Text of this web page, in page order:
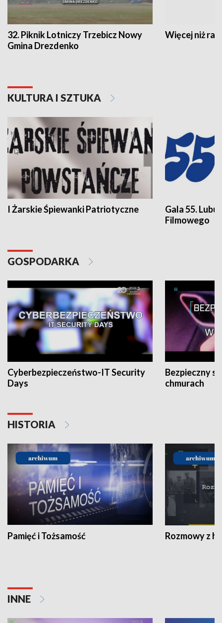
32. Piknik Lotniczy Trzebicz Nowy
Gmina Drezdenko
Więcej niż rajd
KULTURA I SZTUKA
I Żarskie Śpiewanki Patriotyczne
Gala 55.
Filmowego
GOSPODARKA
Cyberbezpieczeństwo-IT Security
Days
Bezpieczny
chmurach
HISTORIA
Pamięć i Tożsamość Rozmowy z
INNE